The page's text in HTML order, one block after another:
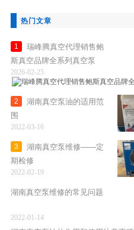
热门文章
1
瑞峰腾真空代理销售鲍
斯真空品牌全系列真空泵
2026-02-25
2
湖南真空泵油的适用范
围
2022-03-16
3
湖南真空泵维修——定
期检修
2022-02-19
湖南真空泵维修的常见问题
2022-01-14